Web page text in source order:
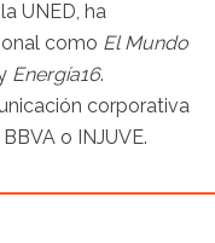
UNED, ha
como El Mundo
Energía16.
corporativa
o INJUVE.